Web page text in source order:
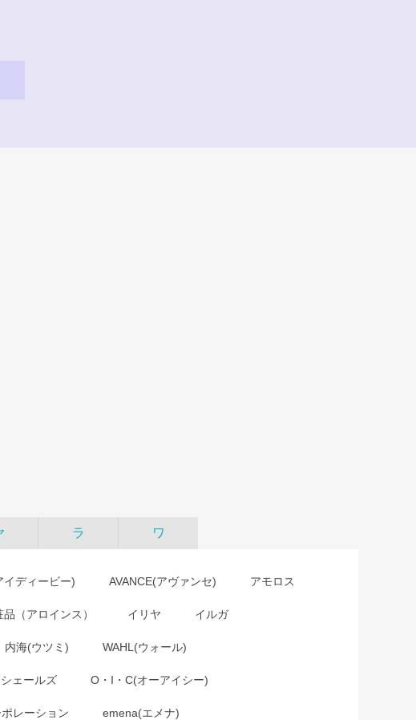
ラ ワ
イディービー) AVANCE(アヴァンセ) アモロス
（アロインス） イリヤ イルガ
内海(ウツミ) WAHL(ウォール)
ェールズ O・I・C(オーアイシー)
レーション emena(エメナ)